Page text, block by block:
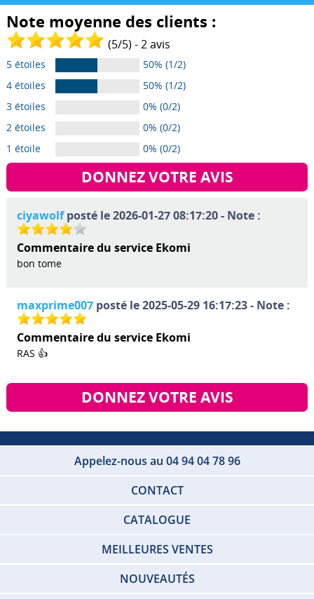
Note moyenne des clients :
(5/5) -2avis
5 étoiles
50% (1/2)
4 étoiles
50% (1/2)
3 étoiles
0% (0/2)
2 étoiles
0% (0/2)
1 étoile
0% (0/2)
DONNEZ VOTRE AVIS
ciyawolfposté le 2026-01-27 08:17:20 - Note :
Commentaire du service Ekomi
bon tome
maxprime007posté le 2025-05-29 16:17:23 - Note :
Commentaire du service Ekomi
RAS 👍
DONNEZ VOTRE AVIS
Appelez-nous au 04 94 04 78 96
CONTACT
CATALOGUE
MEILLEURES VENTES
NOUVEAUTÉS